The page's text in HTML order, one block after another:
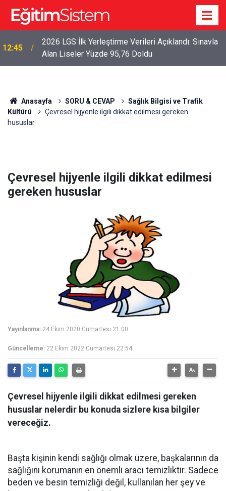
12:45
2026 LGS İlk Yerleştirme Verileri Açıklandı: Sınavla
Alan Liseler Yüzde 95,76 Doldu
Anasayfa SORU & CEVAP
Sağlık Bilgisi ve Trafik
Kültürü
Çevresel hijyenle ilgili dikkat edilmesi gereken
hususlar
Çevresel hijyenle ilgili dikkat edilmesi
gereken hususlar
Yayınlanma: 24 Ekim 2020 Cumartesi 21:00
Güncelleme: 22 Ekim 2022 Cumartesi 22:54
Çevresel hijyenle ilgili dikkat edilmesi gereken
hususlar nelerdir bu konuda sizlere kısa bilgiler
vereceğiz.
Başta kişinin kendi sağlığı olmak üzere, başkalarının da
sağlığını korumanın en önemli aracı temizliktir. Sadece
beden ve besin temizliği değil, kullanılan her şey ve